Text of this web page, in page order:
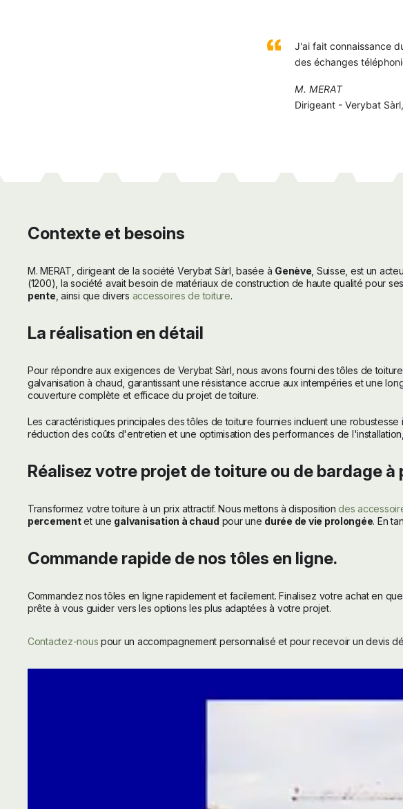
J'ai fait connaissance
des échanges
M. MERAT
Dirigeant - Verybat
Contexte et besoins
M. MERAT, dirigeant de la société Verybat Sàrl, basée à Genève , Suisse, est un
(1200), la société avait besoin de matériaux de construction de haute qualité pour
pente , ainsi que divers accessoires de toiture.
La réalisation en détail
Pour répondre aux exigences de Verybat Sàrl, nous avons fourni des tôles de
galvanisation à chaud, garantissant une résistance accrue aux intempéries et une
couverture complète et efficace du projet de toiture.
Les caractéristiques principales des tôles de toiture fournies incluent une
réduction des coûts d'entretien et une optimisation des performances de
Réalisez votre projet de toiture ou de bardage à
Transformez votre toiture à un prix attractif. Nous mettons à dispositiondes
percementet une galvanisation à chaud pour une durée de vie prolongée. En
Commande rapide de nos tôles en ligne.
Commandez nos tôles en ligne rapidement et facilement. Finalisez votre achat en
prête à vous guider vers les options les plus adaptées à votre projet.
Contactez-nous pour un accompagnement personnalisé et pour recevoir un devis